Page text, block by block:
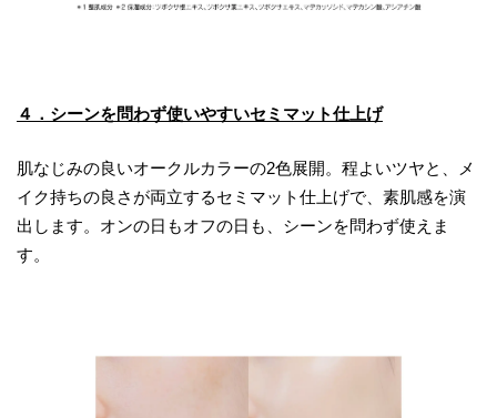
４．シーンを問わず使いやすいセミマット仕上げ
肌なじみの良いオークルカラーの2色展開。程よいツヤと、メ
イク持ちの良さが両立するセミマット仕上げで、素肌感を演
出します。オンの日もオフの日も、シーンを問わず使えま
す。